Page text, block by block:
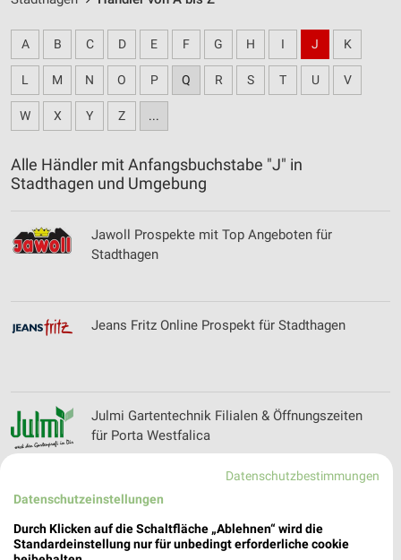
A B C D E F G H I J K
L M N O P Q R S T U V
W X Y Z ...
Alle Händler mit Anfangsbuchstabe "J" in
Stadthagen und Umgebung
Jawoll Prospekte mit Top Angeboten für
Stadthagen
Jeans Fritz Online Prospekt für Stadthagen
Julmi Gartentechnik Filialen & Öffnungszeiten
für Porta Westfalica
Juwelier David Filialen & Öffnungszeiten für Bad
Nenndorf
Datenschutzbestimmungen
Datenschutzeinstellungen
Durch Klicken auf die Schaltfläche „Ablehnen“ wird die
Standardeinstellung nur für unbedingt erforderliche cookie